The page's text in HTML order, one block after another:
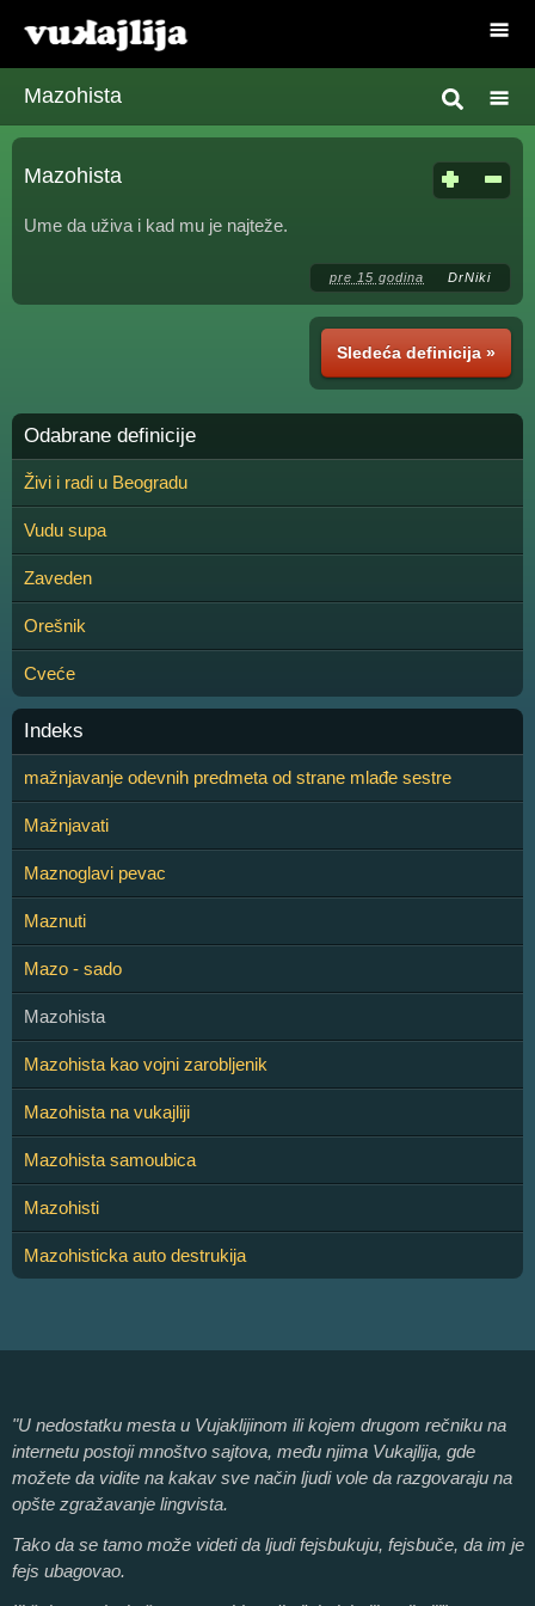
Mazohista
Mazohista
Ume da uživa i kad mu je najteže.
pre 15 godina DrNiki
Sledeća definicija »
Odabrane definicije
Živi i radi u Beogradu
Vudu supa
Zaveden
Orešnik
Cveće
Indeks
mažnjavanje odevnih predmeta od strane mlađe sestre
Mažnjavati
Maznoglavi pevac
Maznuti
Mazo - sado
Mazohista
Mazohista kao vojni zarobljenik
Mazohista na vukajliji
Mazohista samoubica
Mazohisti
Mazohisticka auto destrukija
"U nedostatku mesta u Vujaklijinom ili kojem drugom rečniku na
internetu postoji mnoštvo sajtova, među njima Vukajlija, gde
možete da vidite na kakav sve način ljudi vole da razgovaraju na
opšte zgražavanje lingvista.
Tako da se tamo može videti da ljudi fejsbukuju, fejsbuče, da im je
fejs ubagovao.